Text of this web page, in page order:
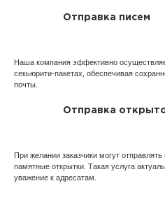
Отправка писем
Наша компания эффективно
секьюрити-пакетах, обеспечивая
почты.
Отправка
При желании заказчики могут
памятные открытки. Такая услуга
уважение к адресатам.